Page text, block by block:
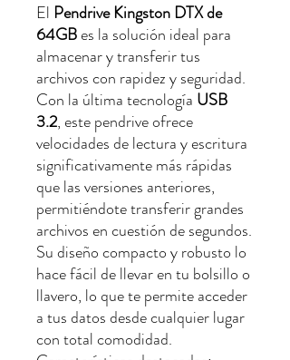
El Pendrive Kingston DTX de
64GBes la solución ideal para
almacenar y transferir tus
archivos con rapidez y seguridad.
Con la última tecnología USB
3.2, este pendrive ofrece
velocidades de lectura y escritura
significativamente más rápidas
que las versiones anteriores,
permitiéndote transferir grandes
archivos en cuestión de segundos.
Su diseño compacto y robusto lo
hace fácil de llevar en tu bolsillo o
llavero, lo que te permite acceder
a tus datos desde cualquier lugar
con total comodidad.